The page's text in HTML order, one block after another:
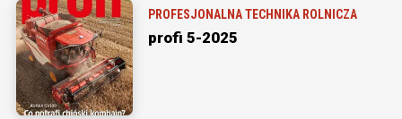
PROFESJONALNA TECHNIKA ROLNICZA
profi 5-2025